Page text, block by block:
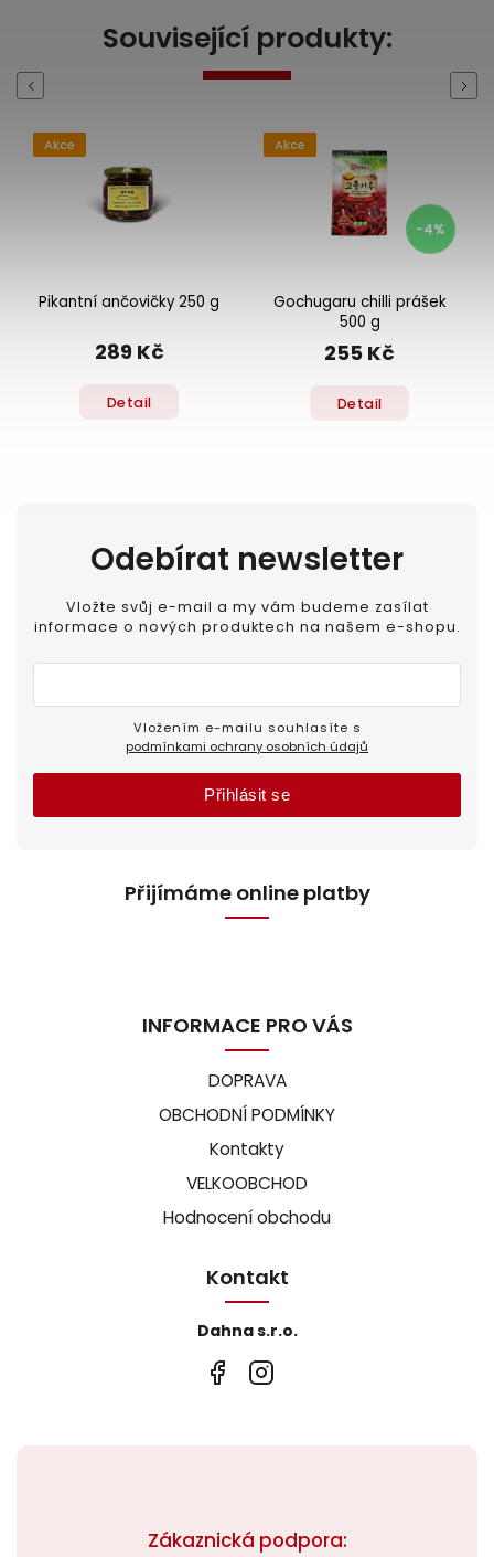
Související produkty:
Previous
Akce
Pikantní ančovičky 250 g
289 Kč
Detail
Akce
-4%
Gochugaru chilli prášek
500 g
255 Kč
Detail
Next
Zákaznická podpora:
Odebírat newsletter
Vložte svůj e-mail a my vám budeme zasílat
informace o nových produktech na našem e-shopu.
podmínkami ochrany osobních údajů
Přihlásit se
Přijímáme online platby
INFORMACE PRO VÁS
DOPRAVA
OBCHODNÍ PODMÍNKY
Kontakty
VELKOOBCHOD
Hodnocení obchodu
Kontakt
Dahna s.r.o.